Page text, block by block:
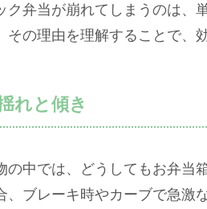
ク弁当が崩れてしまうのは、
その理由を理解することで、
れと傾き
の中では、どうしてもお弁当
、ブレーキ時やカーブで急激